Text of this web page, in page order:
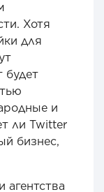
Хотя
для
будет
и
ли Twitter
бизнес,
агентства